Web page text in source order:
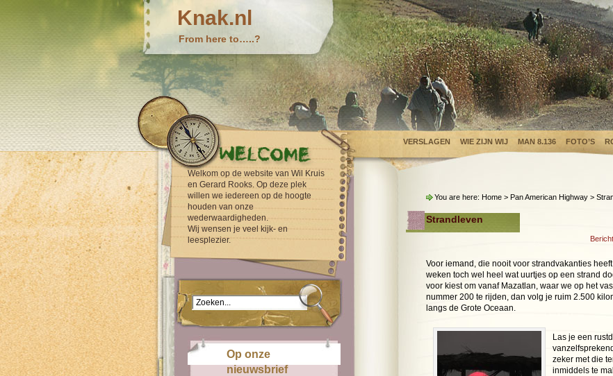
Knak.nl
From here to…..?
VERSLAGEN WIE ZIJN WIJ MAN 8.136 FOTO’S
Welkom op de website van Wil Kruis
en Gerard Rooks. Op deze plek
willen we iedereen op de hoogte
houden van onze
wederwaardigheden.
Wij wensen je veel kijk- en
leesplezier.
Op onze
nieuwsbrief
You are here: Home > Pan American Highway >
Strandleven
Voor iemand, die nooit voor strandvakanties
weken toch wel heel wat uurtjes op een strand
voor kiest om vanaf Mazatlan, waar we op het
nummer 200 te rijden, dan volg je ruim 2.500
langs de Grote Oceaan.
Las je een
zeker met die
inmiddels te